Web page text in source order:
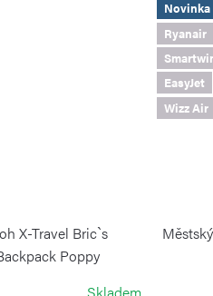
X-Travel Bric`s
Poppy
Skladem
Novinka
Ryanair
EasyJet
Wizz Air